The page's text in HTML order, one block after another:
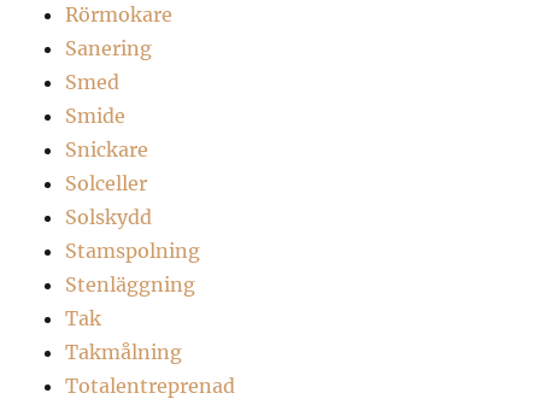
Rörmokare
Sanering
Smed
Smide
Snickare
Solceller
Solskydd
Stamspolning
Stenläggning
Tak
Takmålning
Totalentreprenad